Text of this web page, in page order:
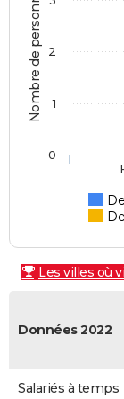
Nombre de personnes
0
1
2
Les villes où
Données 2022
Salariés à temps